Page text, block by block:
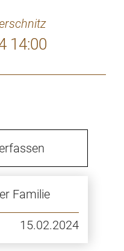
14:00
Familie
15.02.2024